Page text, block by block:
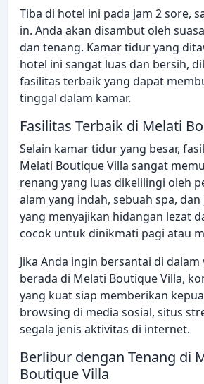
Tiba di hotel ini pada jam 2 sore,
in. Anda akan disambut oleh
dan tenang. Kamar tidur yang
hotel ini sangat luas dan bersih,
fasilitas terbaik yang dapat
tinggal dalam kamar.
Fasilitas Terbaik di Melati
Selain kamar tidur yang besar,
Melati Boutique Villa sangat
renang yang luas dikelilingi oleh
alam yang indah, sebuah spa,
yang menyajikan hidangan lezat
cocok untuk dinikmati pagi atau
Jika Anda ingin bersantai di dalam
berada di Melati Boutique Villa,
yang kuat siap memberikan
browsing di media sosial, situs
segala jenis aktivitas di internet.
Berlibur dengan Tenang di
Boutique Villa